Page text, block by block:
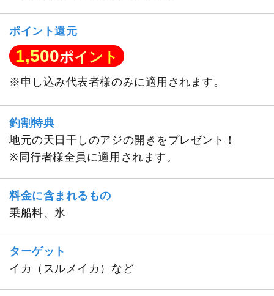
ポイント還元
1,500ポイント
※申し込み代表者様のみに適用されます。
釣割特典
地元の天日干しのアジの開きをプレゼント！
※同行者様全員に適用されます。
料金に含まれるもの
乗船料、氷
ターゲット
イカ（スルメイカ）など